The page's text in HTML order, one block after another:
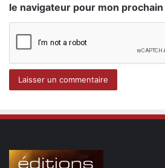
le navigateur pour mon